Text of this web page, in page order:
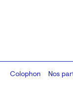
Colophon
Design:MarcelNos